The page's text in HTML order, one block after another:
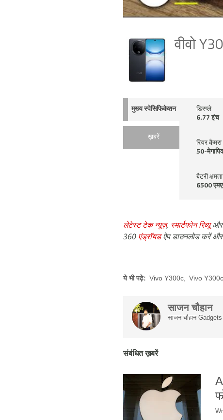
वीवो
मुख्य स्पेसिफिकेशन
ख़बरें
डिस्प्ले
6.77 इंच
रियर कैमरा
50-
बैटरी क्षमता
6500
लेटेस्ट टेक न्यूज़, स्मार्टफोन रिव्यूऔर
360 एंड्रॉयडऐप डाउनलोड करें
ये भी पढ़े: Vivo Y300c Vivo
साजन चौहान
साजन चौहान
संबंधित ख़बरें